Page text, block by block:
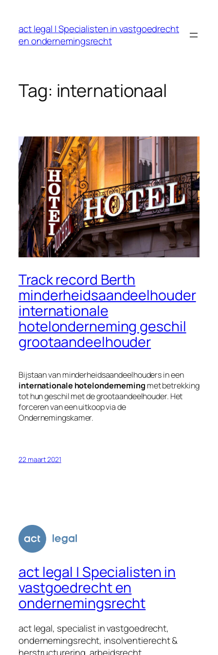
inhoud
act legal | Specialisten in vastgoedrecht
en ondernemingsrecht
Tag: internationaal
Track record Berth
minderheidsaandeelhouder
internationale
hotelonderneming geschil
grootaandeelhouder
Bijstaan van minderheidsaandeelhouders in een
internationale hotelonderneming met betrekking
tot hun geschil met de grootaandeelhouder. Het
forceren van een uitkoop via de
Ondernemingskamer.
22 maart 2021
act legal | Specialisten in
vastgoedrecht en
ondernemingsrecht
act legal, specialist in vastgoedrecht,
ondernemingsrecht, insolventierecht &